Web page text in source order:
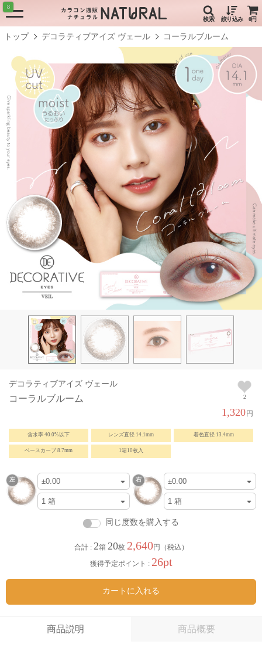
検索 絞り込み 0円
8
トップ デコラティブアイズ ヴェール コーラルブルーム
2
デコラティブアイズ ヴェール
コーラルブルーム
1,320円
含水率 40.0%以下 レンズ直径 14.1mm 着色直径 13.4mm
ベースカーブ 8.7mm 1箱10枚入
同じ度数を購入する
合計 : 2箱 20枚 2,640円（税込）
獲得予定ポイント : 26pt
カートに入れる
商品説明 商品概要